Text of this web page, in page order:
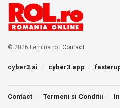
© 2026 Femina.ro | Contact
cyber3.ai cyber3.app
Contact Termeni si Conditii